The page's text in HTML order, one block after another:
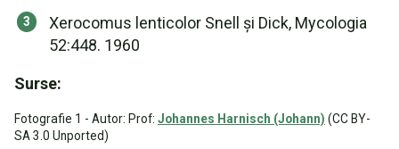
Xerocomus lenticolor Snell și Dick, Mycologia
52:448. 1960
Surse:
Fotografie 1 - Autor: Prof: Johannes Harnisch (Johann) (CC BY-
SA 3.0 Unported)